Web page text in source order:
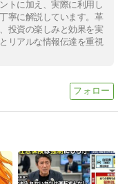
トに加え、実際に利用し
寧に解説しています。革
投資の楽しみと効果を実
リアルな情報伝達を重視